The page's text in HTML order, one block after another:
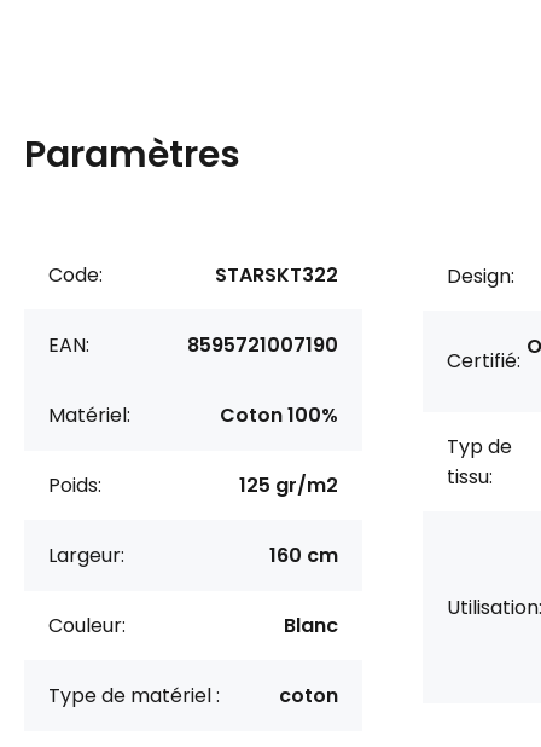
Paramètres
Code: STARSKT322
EAN: 8595721007190
Matériel: Coton 100%
Poids: 125 gr/m2
Largeur: 160 cm
Couleur: Blanc
Type de matériel : coton
Design:
Certifié:
Typ de
tissu:
Utilisation: